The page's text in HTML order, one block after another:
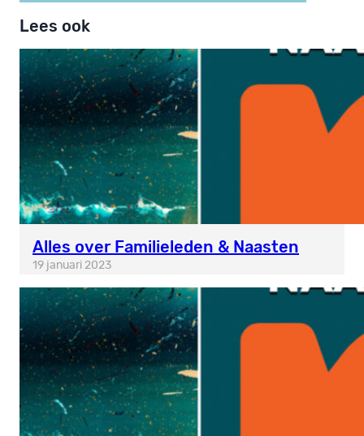
Lees ook
Alles over Familieleden & Naasten
19 januari 2023